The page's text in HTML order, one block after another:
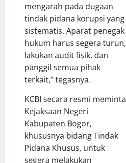
mengarah pada dugaan
tindak pidana korupsi yang
sistematis. Aparat penegak
hukum harus segera turun,
lakukan audit fisik, dan
panggil semua pihak
terkait,” tegasnya.
KCBI secara resmi meminta
Kejaksaan Negeri
Kabupaten Bogor,
khususnya bidang Tindak
Pidana Khusus, untuk
segera melakukan